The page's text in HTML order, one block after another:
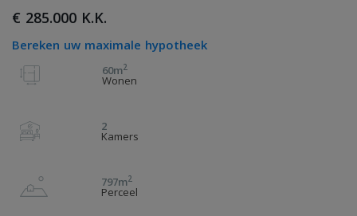
€ 285.000 K.K.
Bereken uw maximale hypotheek
60m2
Wonen
2
Kamers
797m2
Perceel